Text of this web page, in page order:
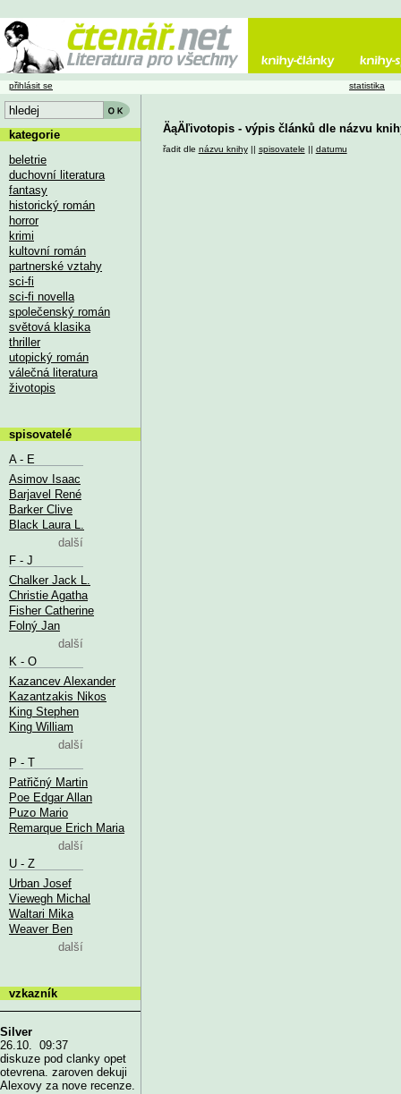
ÄąÄľivotopis - výpis článků dle názvu
řadit dle názvu knihy|| spisovatele || datumu
přihlásit se statistika
kategorie
beletrie
duchovní literatura
fantasy
historický román
horror
krimi
kultovní román
partnerské vztahy
sci-fi
sci-fi novella
společenský román
světová klasika
thriller
utopický román
válečná literatura
životopis
spisovatelé
A - E
Asimov Isaac
Barjavel René
Barker Clive
Black Laura L.
další
F - J
Chalker Jack L.
Christie Agatha
Fisher Catherine
Folný Jan
další
K - O
Kazancev Alexander
Kazantzakis Nikos
King Stephen
King William
další
P - T
Patřičný Martin
Poe Edgar Allan
Puzo Mario
Remarque Erich Maria
další
U - Z
Urban Josef
Viewegh Michal
Waltari Mika
Weaver Ben
další
vzkazník
Silver
26.10. 09:37
diskuze pod clanky opet
otevrena. zaroven dekuji
Alexovy za nove recenze.